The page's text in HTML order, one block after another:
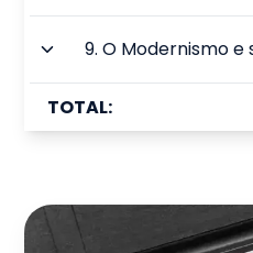
9.O Modernismo e
TOTAL: